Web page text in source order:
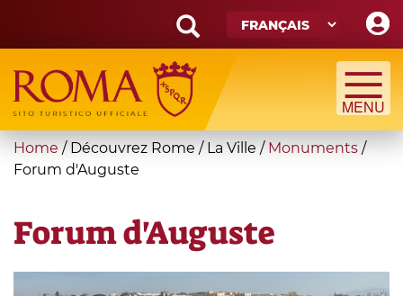
main
content
Search
form
Recherche
You
are
Home / Découvrez Rome / La Ville / Monuments /
Forum d'Auguste
Forum d'Auguste